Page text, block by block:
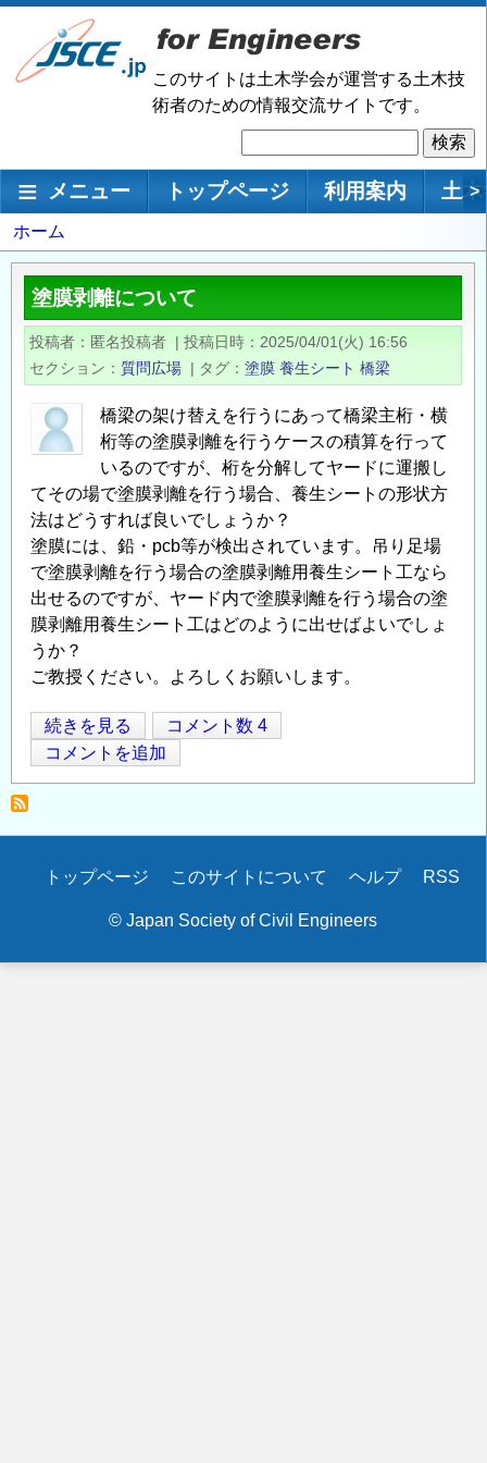
メ
ン
移
このサイトは土木学会が運営する土木技
術者のための情報交流サイトです。
索
メインナビゲーション
メニュー トップページ 利用案内 土 >
パ
ン
く
ず
ホーム
塗膜剥離について
投稿者 匿名投稿者 | 投稿日時
2025/04/01(火) 16:56
セクション
質問広場 | タグ 塗膜 養生シート 橋梁
橋梁の架け替えを行うにあって橋梁主桁・横
桁等の塗膜剥離を行うケースの積算を行って
いるのですが、桁を分解してヤードに運搬し
てその場で塗膜剥離を行う場合、養生シートの形状方
法はどうすれば良いでしょうか？
塗膜には、鉛・pcb等が検出されています。吊り足場
で塗膜剥離を行う場合の塗膜剥離用養生シート工なら
出せるのですが、ヤード内で塗膜剥離を行う場合の塗
膜剥離用養生シート工はどのように出せばよいでしょ
うか？
ご教授ください。よろしくお願いします。
塗
膜
剥
に
い
続きを見る
コメント数 4
コメントを追加
Secondary
トップページ このサイトについて ヘルプ RSS
© Japan Society of Civil Engineers